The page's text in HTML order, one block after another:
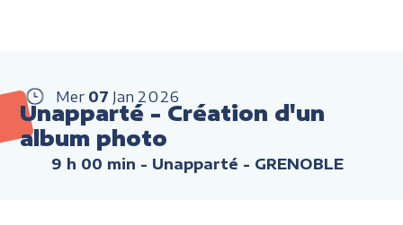
Mer 07 Jan 2026
Unapparté - Création d'un
album photo
9 h 00 min - Unapparté - GRENOBLE